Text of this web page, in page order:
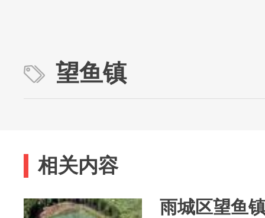
望鱼镇
相关内容
雨城区望鱼